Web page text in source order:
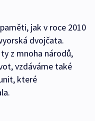
jak v roce 2010
dvojčata.
z mnoha národů,
vzdáváme také
které